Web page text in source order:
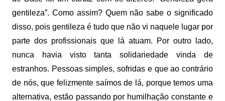
gentileza”. Como assim? Quem não sabe o significado
disso, pois gentileza é tudo que não vi naquele lugar por
parte dos profissionais que lá atuam. Por outro lado,
nunca havia visto tanta solidariedade vinda de
estranhos. Pessoas simples, sofridas e que ao contrário
de nós, que felizmente saímos de lá, porque temos uma
alternativa, estão passando por humilhação constante e